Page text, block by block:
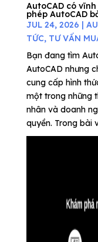
AutoCAD có
phép AutoCAD
JUL 24, 2026 |
TỨC, TƯ VẤN
Bạn đang tìm
AutoCAD nhưng
cung cấp hình
một trong những
nhân và doanh
quyền. Trong bài